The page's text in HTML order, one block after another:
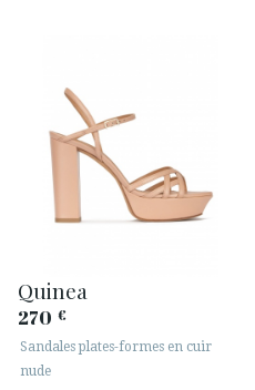
Quinea
270 €
Sandales plates-formes en cuir
nude